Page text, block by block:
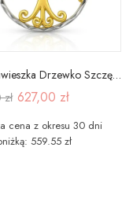
Złota Zawieszka Drzewko Szczęścia Diamentowane
627,00 zł
cena z okresu 30 dni
559.55 zł